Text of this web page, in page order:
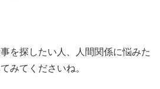
を探したい人、人間関係に悩みた
みてくださいね。